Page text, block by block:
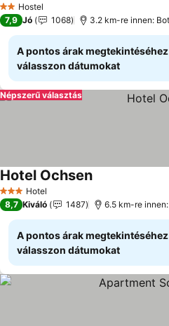
2 Kategória
Hostel
7,9 Jó 1068
A pontos árak megtekintéséhez
válasszon dátumokat
Népszerű választás
3 Kategória
Hotel
Hotel Ochsen
8,7 Kiváló 1487
A pontos árak megtekintéséhez
válasszon dátumokat